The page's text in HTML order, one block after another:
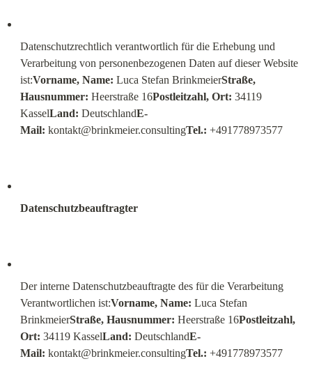
Datenschutzrechtlich verantwortlich für die Erhebung und
Verarbeitung von personenbezogenen Daten auf dieser Website
ist:Vorname, Name: Luca Stefan BrinkmeierStraße,
Hausnummer: Heerstraße 16Postleitzahl, Ort: 34119
KasselLand: DeutschlandE-
Mail: kontakt@brinkmeier.consultingTel.: +491778973577
Datenschutzbeauftragter
Der interne Datenschutzbeauftragte des für die Verarbeitung
Verantwortlichen ist:Vorname, Name: Luca Stefan
BrinkmeierStraße, Hausnummer: Heerstraße 16Postleitzahl,
Ort: 34119 KasselLand: DeutschlandE-
Mail: kontakt@brinkmeier.consultingTel.: +491778973577